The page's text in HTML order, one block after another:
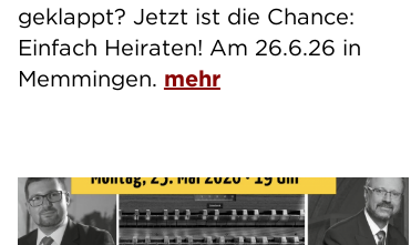
geklappt? Jetzt ist die Chance:
Einfach Heiraten! Am 26.6.26 in
Memmingen. mehr